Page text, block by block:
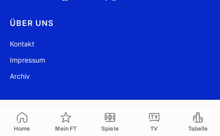
Home Mein FT Spiele TV Tabelle
ÜBER UNS
Kontakt
Impressum
Archiv
In die Zwischenablage kopiert